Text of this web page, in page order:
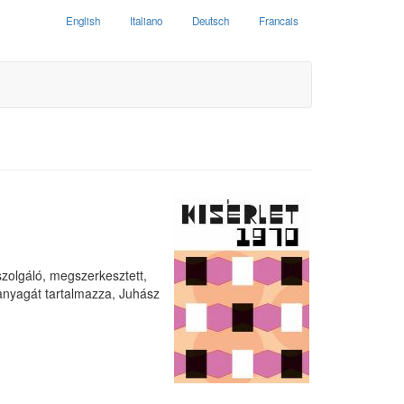
English Italiano Deutsch Francais
megszerkesztett,
tartalmazza, Juhász